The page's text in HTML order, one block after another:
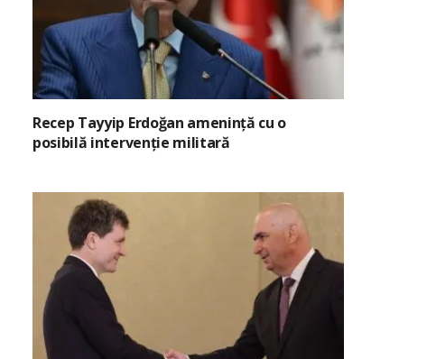
Recep Tayyip Erdoğan amenință cu o
posibilă intervenție militară